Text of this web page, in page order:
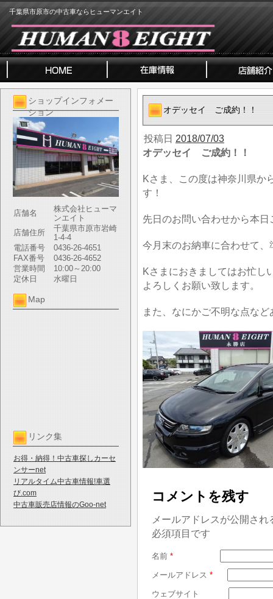
千葉県市原市の中古車ならヒューマンエイト
ショップインフォメー
ション
店舗名
株式会社ヒューマ
ンエイト
店舗住所
千葉県市原市岩崎
1-4-4
電話番号
0436-26-4651
FAX番号
0436-26-4652
営業時間
10:00～20:00
定休日
水曜日
Map
リンク集
お得・納得！中古車探しカーセ
ンサーnet
リアルタイム中古車情報!車選
び.com
中古車販売店情報のGoo-net
オデッセイ ご成約！！
投稿日 2018/07/03
オデッセイ ご成約！！
Kさま、この度は神奈川県か
す！
先日のお問い合わせから本
今月末のお納車に合わせて
Kさまにおきましてはお忙し
よろしくお願い致します。
また、なにかご不明な点な
コメントを残す
メールアドレスが公開さ
必須項目です
名前 *
メールアドレス *
ウェブサイト